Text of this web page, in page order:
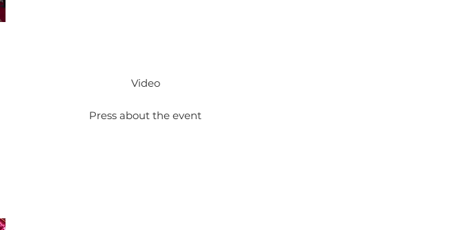
Press about the event
Video